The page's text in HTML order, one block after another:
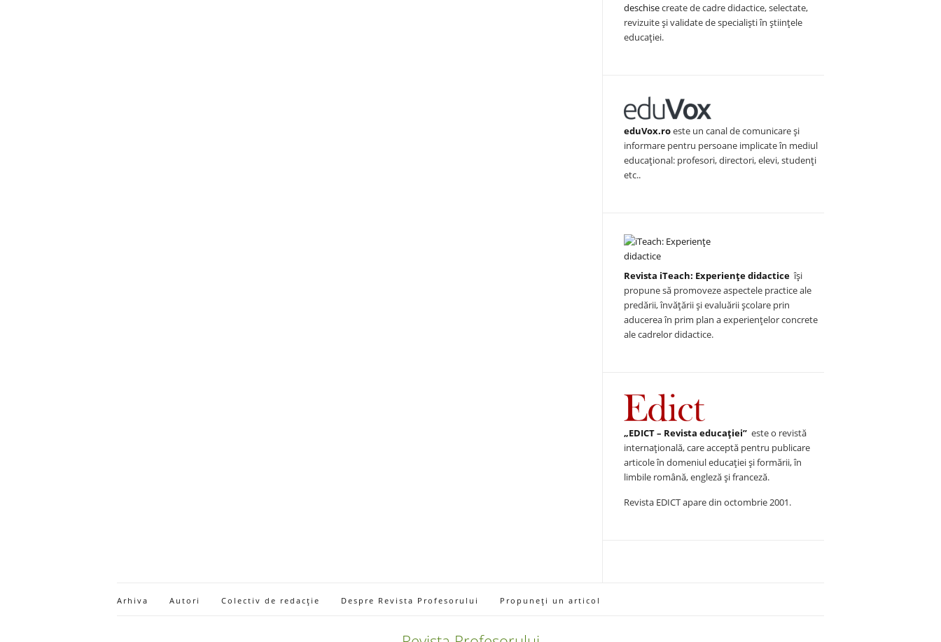
deschisecreate de cadre didactice, selectate,
revizuite și validate de specialiști în științele
educației.
eduVox.roeste un canal de comunicare și
informare pentru persoane implicate în mediul
educațional: profesori, directori, elevi, studenți
etc..
Revista iTeach: Experienţe didactice îşi
propune să promoveze aspectele practice ale
predării, învăţării şi evaluării şcolare prin
aducerea în prim plan a experienţelor concrete
ale cadrelor didactice.
„EDICT – Revista educației” este o revistă
internațională, care acceptă pentru publicare
articole în domeniul educației și formării, în
limbile română, engleză și franceză.
Revista EDICT apare din octombrie 2001.
Arhiva Autori Colectiv de redacție Despre Revista Profesorului Propuneți un articol